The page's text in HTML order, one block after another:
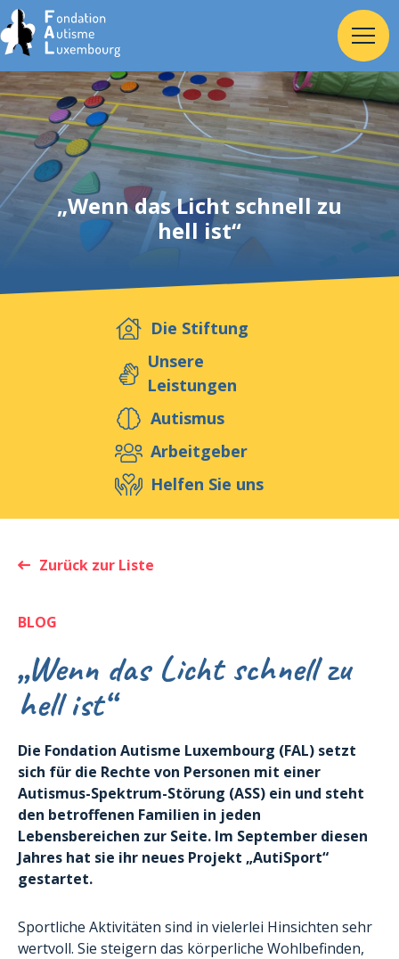
Home
Stiftung
Dienste
Arbeitgeber
Helfen Sie uns
Veranstaltungen Publikationen
„Wenn das Licht schnell zu
hell ist“
Die Stiftung
Unsere
Leistungen
Autismus
Arbeitgeber
Helfen Sie uns
Zurück zur Liste
BLOG
„Wenn das Licht schnell zu
hell ist“
Die Fondation Autisme Luxembourg (FAL) setzt
sich für die Rechte von Personen mit einer
Autismus-Spektrum-Störung (ASS) ein und steht
den betroffenen Familien in jeden
Lebensbereichen zur Seite. Im September diesen
Jahres hat sie ihr neues Projekt „AutiSport“
gestartet.
Sportliche Aktivitäten sind in vielerlei Hinsichten sehr
wertvoll. Sie steigern das körperliche Wohlbefinden,